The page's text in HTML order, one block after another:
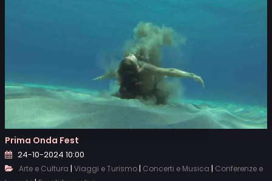
Prima Onda Fest
24-10-2024 10:00
Arte e Cultura | Viaggi e Turismo| Concerti e Musica | Conferenze e